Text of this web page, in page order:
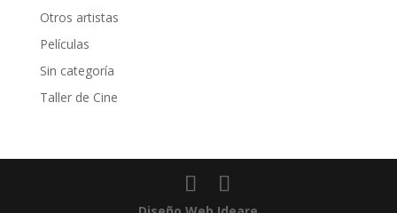
Otros artistas
Películas
Sin categoría
Taller de Cine